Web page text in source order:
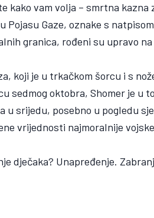
kako vam volja – smrtna kazna
Pojasu Gaze, oznake s
granica, rođeni su upravo
koji je u trkačkom šorcu i s
sedmog oktobra, Shomer je u
u srijedu, posebno u pogledu
vrijednosti najmoralnije
dječaka? Unapređenje.